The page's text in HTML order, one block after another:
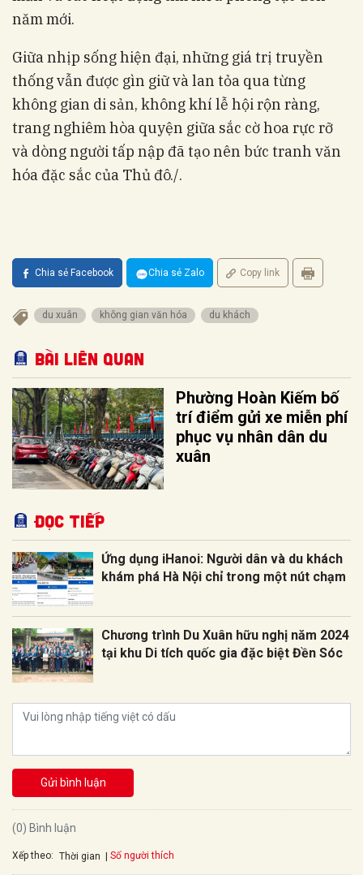
năm mới.
Giữa nhịp sống hiện đại, những giá trị truyền
thống vẫn được gìn giữ và lan tỏa qua từng
không gian di sản, không khí lễ hội rộn ràng,
trang nghiêm hòa quyện giữa sắc cờ hoa rực rỡ
và dòng người tấp nập đã tạo nên bức tranh văn
hóa đặc sắc của Thủ đô./.
Chia sẻ Facebook Chia sẻ Zalo Copy link
du xuân không gian văn hóa du khách
Bài liên quan
Phường Hoàn Kiếm bố
trí điểm gửi xe miễn phí
phục vụ nhân dân du
xuân
Đọc tiếp
Ứng dụng iHanoi: Người dân và du khách
khám phá Hà Nội chỉ trong một nút chạm
Chương trình Du Xuân hữu nghị năm 2024
tại khu Di tích quốc gia đặc biệt Đền Sóc
Gửi bình luận
(0) Bình luận
Xếp theo: Thời gian Số người thích